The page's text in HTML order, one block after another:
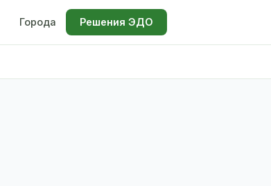
Города Решения ЭДО